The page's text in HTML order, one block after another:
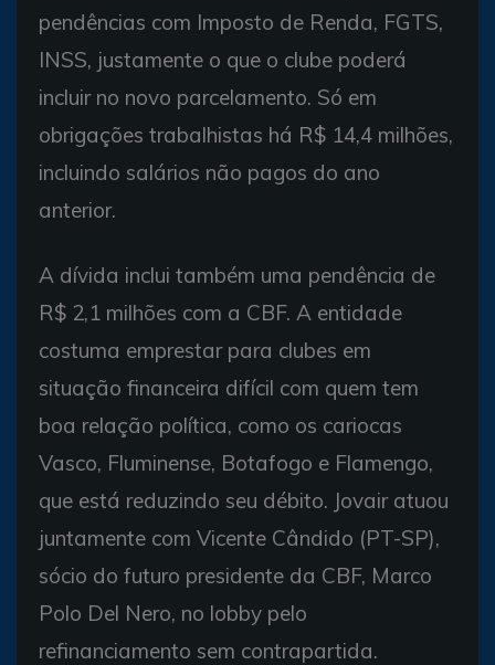
pendências com Imposto de Renda, FGTS,
INSS, justamente o que o clube poderá
incluir no novo parcelamento. Só em
obrigações trabalhistas há R$ 14,4 milhões,
incluindo salários não pagos do ano
anterior.
A dívida inclui também uma pendência de
R$ 2,1 milhões com a CBF. A entidade
costuma emprestar para clubes em
situação financeira difícil com quem tem
boa relação política, como os cariocas
Vasco, Fluminense, Botafogo e Flamengo,
que está reduzindo seu débito. Jovair atuou
juntamente com Vicente Cândido (PT-SP),
sócio do futuro presidente da CBF, Marco
Polo Del Nero, no lobby pelo
refinanciamento sem contrapartida.